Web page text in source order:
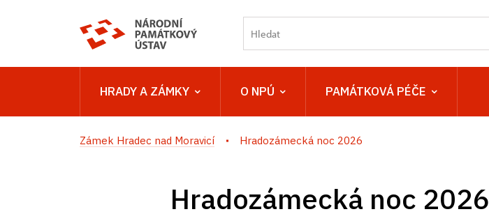
HRADY A ZÁMKY O NPÚ PAMÁTKOVÁ PÉČE
Zámek Hradec nad Moravicí Hradozámecká noc 2026
Hradozámecká noc 2026